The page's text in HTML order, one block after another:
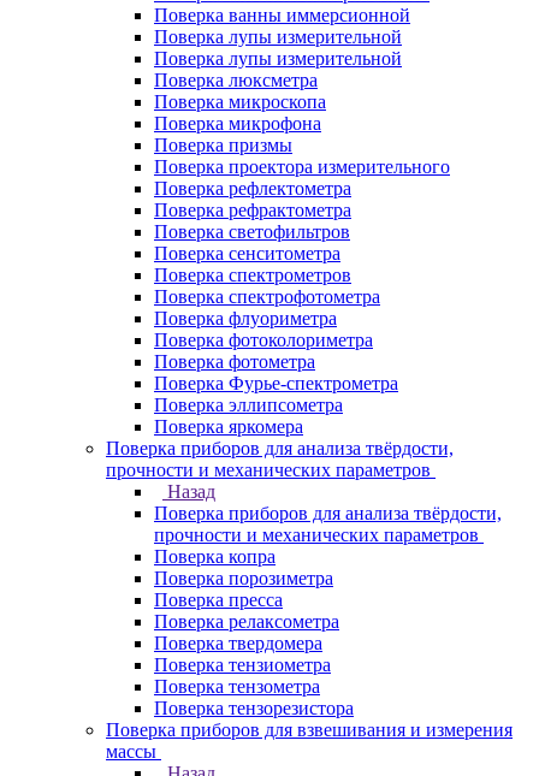
Поверка ванны иммерсионной
Поверка лупы измерительной
Поверка лупы измерительной
Поверка люксметра
Поверка микроскопа
Поверка микрофона
Поверка призмы
Поверка проектора измерительного
Поверка рефлектометра
Поверка рефрактометра
Поверка светофильтров
Поверка сенситометра
Поверка спектрометров
Поверка спектрофотометра
Поверка флуориметра
Поверка фотоколориметра
Поверка фотометра
Поверка Фурье-спектрометра
Поверка эллипсометра
Поверка яркомера
Поверка приборов для анализа твёрдости,
прочности и механических параметров
Назад
Поверка приборов для анализа твёрдости,
прочности и механических параметров
Поверка копра
Поверка порозиметра
Поверка пресса
Поверка релаксометра
Поверка твердомера
Поверка тензиометра
Поверка тензометра
Поверка тензорезистора
Поверка приборов для взвешивания и измерения
массы